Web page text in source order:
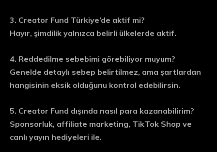
3. Creator Fund Türkiye’de aktif mi?
Hayır, şimdilik yalnızca belirli ülkelerde aktif.
4. Reddedilme sebebimi görebiliyor muyum?
Genelde detaylı sebep belirtilmez, ama şartlardan
hangisinin eksik olduğunu kontrol edebilirsin.
5. Creator Fund dışında nasıl para kazanabilirim?
Sponsorluk, affiliate marketing, TikTok Shop ve
canlı yayın hediyeleri ile.